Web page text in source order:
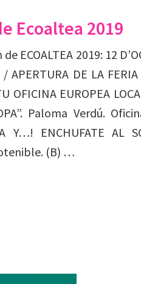
Ecoaltea 2019
ECOALTEA 2019: 12
/ APERTURA DE LA
OFICINA EUROPEA
Paloma Verdú.
Y…! ENCHUFATE AL
(B) …